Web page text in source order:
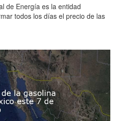
de Energía es la entidad
todos los días el precio de las